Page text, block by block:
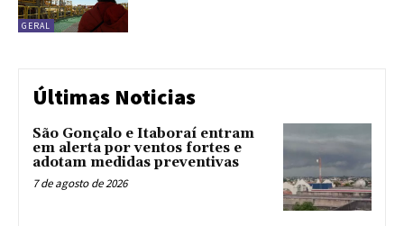
GERAL
Últimas Noticias
São Gonçalo e Itaboraí entram
em alerta por ventos fortes e
adotam medidas preventivas
7 de agosto de 2026